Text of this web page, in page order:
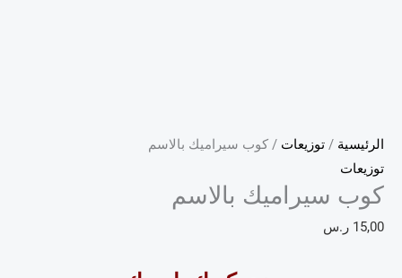
الرئيسية / توزيعات / كوب سيراميك بالاسم
توزيعات
كوب سيراميك بالاسم
15,00 ر.س